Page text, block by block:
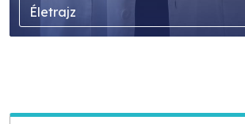
Életrajz